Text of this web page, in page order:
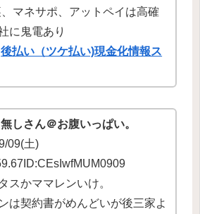
マネサポ、アットペイは高確
に鬼電あり
後払い（ツケ払い)現金化情報ス
しさん＠お腹いっぱい。
09(土)
スかママレンいけ。
は契約書がめんどいが後三家よ